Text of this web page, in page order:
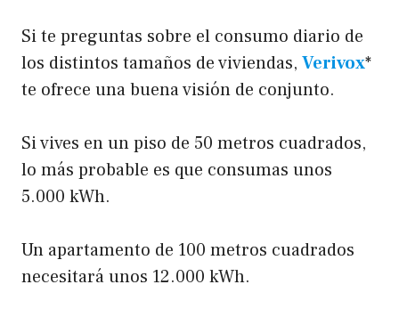
Si te preguntas sobre el consumo diario de
los distintos tamaños de viviendas, Verivox*
te ofrece una buena visión de conjunto.
Si vives en un piso de 50 metros cuadrados,
lo más probable es que consumas unos
5.000 kWh.
Un apartamento de 100 metros cuadrados
necesitará unos 12.000 kWh.